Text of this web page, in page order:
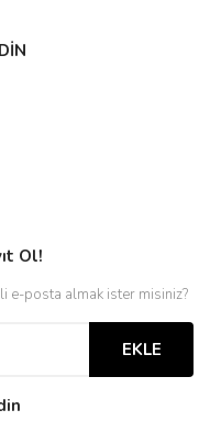
Ol!
e-posta almak ister misiniz?
EKLE